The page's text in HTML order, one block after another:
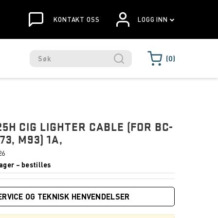
KONTAKT OSS LOGG INN
0
CIG LIGHTER CABLE (FOR BC-
M93) 1A,
– bestilles
OG TEKNISK HENVENDELSER